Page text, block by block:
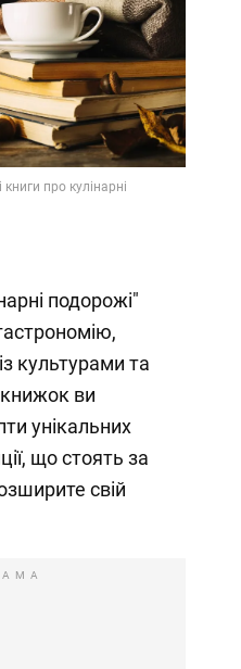
книги про кулінарні
подорожі"
культурами та
ви
унікальних
що стоять за
свій